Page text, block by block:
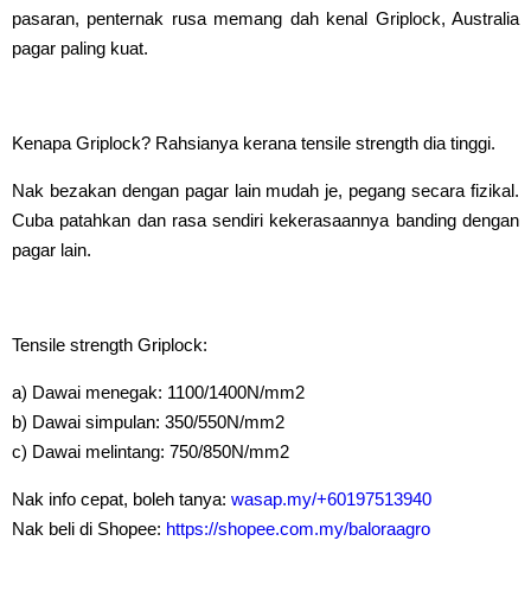
pasaran, penternak rusa memang dah kenal Griplock, Australia
pagar paling kuat.
Kenapa Griplock? Rahsianya kerana tensile strength dia tinggi.
Nak bezakan dengan pagar lain mudah je, pegang secara fizikal.
Cuba patahkan dan rasa sendiri kekerasaannya banding dengan
pagar lain.
Tensile strength Griplock:
a) Dawai menegak: 1100/1400N/mm2
b) Dawai simpulan: 350/550N/mm2
c) Dawai melintang: 750/850N/mm2
Nak info cepat, boleh tanya: wasap.my/+60197513940
Nak beli di Shopee: https://shopee.com.my/baloraagro